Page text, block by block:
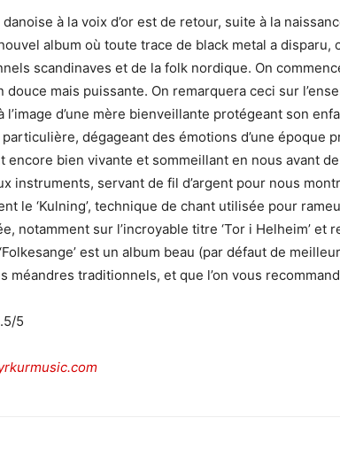
danoise à la voix d’or est de retour, suite à la
album où toute trace de black metal a disparu,
scandinaves et de la folk nordique. On commence
douce mais puissante. On remarquera ceci sur
l’image d’une mère bienveillante protégeant son
dégageant des émotions d’une époque
encore bien vivante et sommeillant en nous avant
instruments, servant de fil d’argent pour nous
le ‘Kulning’, technique de chant utilisée pour
notamment sur l’incroyable titre ‘Tor i Helheim’
est un album beau (par défaut de
méandres traditionnels, et que l’on vous
5